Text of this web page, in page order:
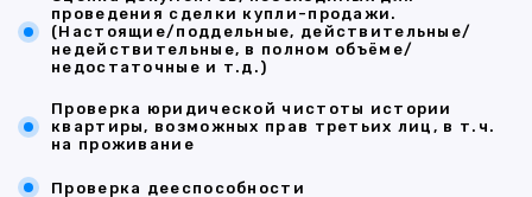
проведения сделки купли-продажи.
(Настоящие/поддельные, действительные/
недействительные, в полном объёме/
недостаточные и т.д.)
Проверка юридической чистоты истории
квартиры, возможных прав третьих лиц, в т.ч.
на проживание
Проверка дееспособности